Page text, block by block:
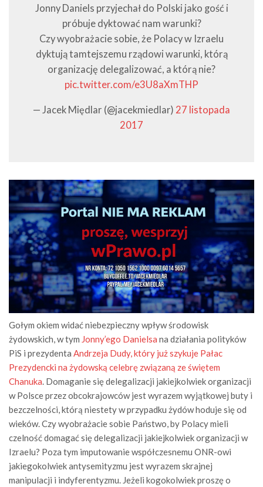
Jonny Daniels przyjechał do Polski jako gość i
próbuje dyktować nam warunki?
Czy wyobrażacie sobie, że Polacy w Izraelu
dyktują tamtejszemu rządowi warunki, którą
organizację delegalizować, a którą nie?
pic.twitter.com/e3U8aXmTHP
— Jacek Międlar (@jacekmiedlar) 27 listopada
2017
Gołym okiem widać niebezpieczny wpływ środowisk
żydowskich, w tym Jonny’ego Danielsa na działania polityków
PiS i prezydenta Andrzeja Dudy, który już szykuje Pałac
Prezydencki na żydowską celebrę związaną ze świętem
Chanuka. Domaganie się delegalizacji jakiejkolwiek organizacji
w Polsce przez obcokrajowców jest wyrazem wyjątkowej buty i
bezczelności, którą niestety w przypadku żydów hoduje się od
wieków. Czy wyobrażacie sobie Państwo, by Polacy mieli
czelność domagać się delegalizacji jakiejkolwiek organizacji w
Izraelu? Poza tym imputowanie współczesnemu ONR-owi
jakiegokolwiek antysemityzmu jest wyrazem skrajnej
manipulacji i indyferentyzmu. Jeżeli kogokolwiek proszę o